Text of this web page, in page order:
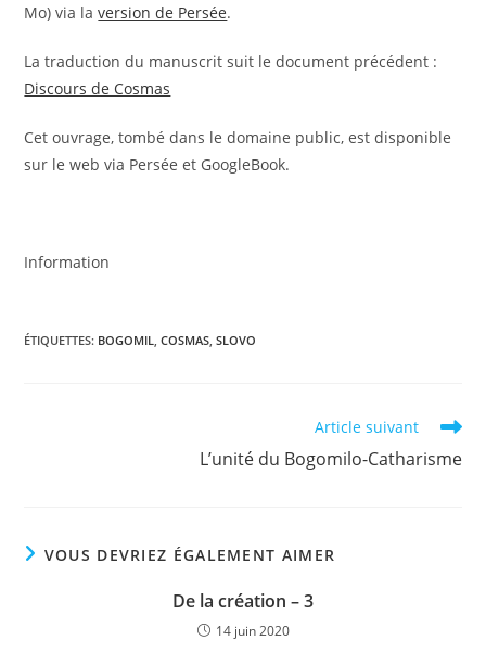
Mo) via laversion de Persée.
La traduction du manuscrit suit le document précédent :
Discours de Cosmas
Cet ouvrage, tombé dans le domaine public, est disponible
sur le web via Persée et GoogleBook.
Information
ÉTIQUETTES: BOGOMIL, COSMAS, SLOVO
Article suivant
L’unité du Bogomilo-Catharisme
VOUS DEVRIEZ ÉGALEMENT AIMER
De la création – 3
14 juin 2020